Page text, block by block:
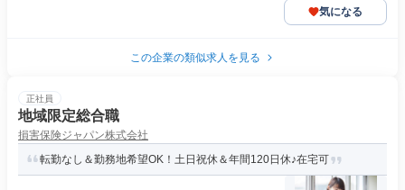
気になる
この企業の類似求人を見る
正社員
地域限定総合職
損害保険ジャパン株式会社
転勤なし＆勤務地希望OK！土日祝休＆年間120日休♪在宅可